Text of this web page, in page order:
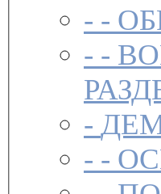
- -
- -
-
- -